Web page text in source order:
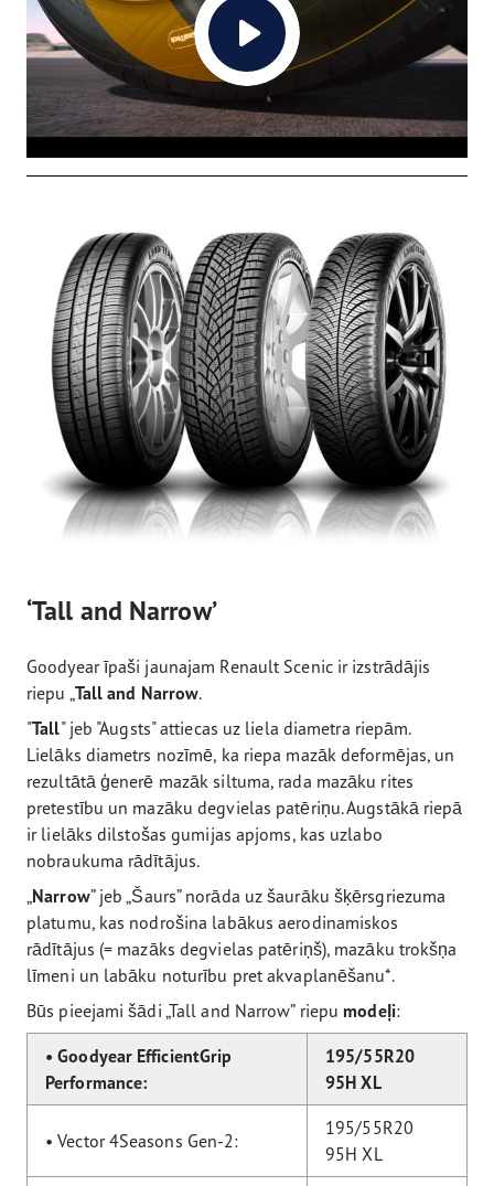
‘Tall and Narrow’
Goodyear īpaši jaunajam Renault Scenic ir izstrādājis
riepu „Tall and Narrow.
"Tall" jeb "Augsts" attiecas uz liela diametra riepām.
Lielāks diametrs nozīmē, ka riepa mazāk deformējas, un
rezultātā ģenerē mazāk siltuma, rada mazāku rites
pretestību un mazāku degvielas patēriņu. Augstākā riepā
ir lielāks dilstošas gumijas apjoms, kas uzlabo
nobraukuma rādītājus.
„Narrow” jeb „Šaurs” norāda uz šaurāku šķērsgriezuma
platumu, kas nodrošina labākus aerodinamiskos
rādītājus (= mazāks degvielas patēriņš), mazāku trokšņa
līmeni un labāku noturību pret akvaplanēšanu*.
Būs pieejami šādi „Tall and Narrow” riepu modeļi:
• Goodyear EfficientGrip
Performance:
195/55R20
95H XL
• Vector 4Seasons Gen-2:
195/55R20
95H XL